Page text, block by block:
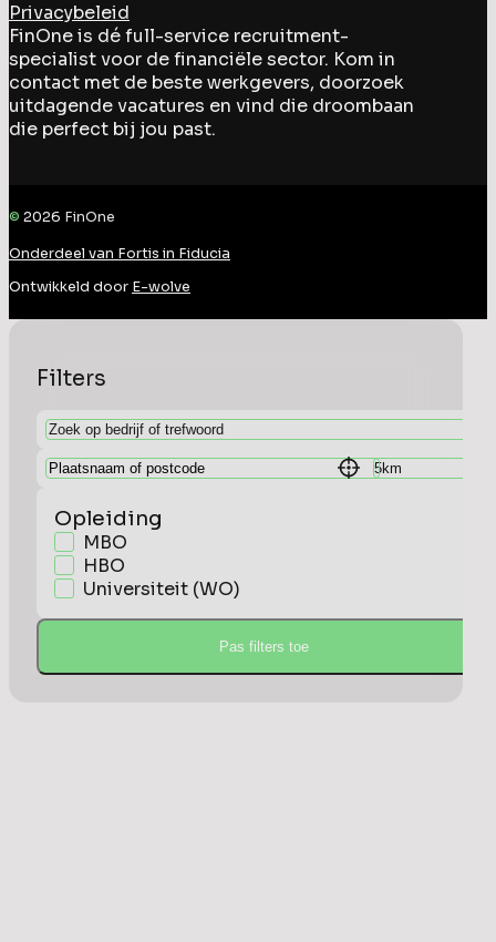
Privacybeleid
FinOne is dé full-service recruitment-
specialist voor de financiële sector. Kom in
contact met de beste werkgevers, doorzoek
uitdagende vacatures en vind die droombaan
die perfect bij jou past.
© 2026 FinOne
Onderdeel van Fortis in Fiducia
Ontwikkeld door E-wolve
Filters
Opleiding
MBO
HBO
Universiteit (WO)
Pas filters toe